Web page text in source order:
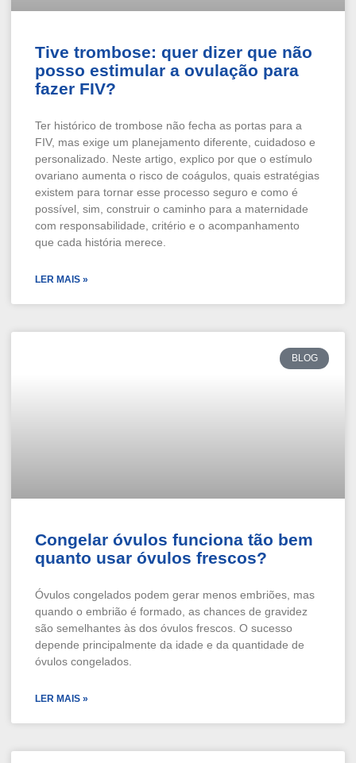
Tive trombose: quer dizer que não
posso estimular a ovulação para
fazer FIV?
Ter histórico de trombose não fecha as portas para a
FIV, mas exige um planejamento diferente, cuidadoso e
personalizado. Neste artigo, explico por que o estímulo
ovariano aumenta o risco de coágulos, quais estratégias
existem para tornar esse processo seguro e como é
possível, sim, construir o caminho para a maternidade
com responsabilidade, critério e o acompanhamento
que cada história merece.
LER MAIS »
BLOG
Congelar óvulos funciona tão bem
quanto usar óvulos frescos?
Óvulos congelados podem gerar menos embriões, mas
quando o embrião é formado, as chances de gravidez
são semelhantes às dos óvulos frescos. O sucesso
depende principalmente da idade e da quantidade de
óvulos congelados.
LER MAIS »